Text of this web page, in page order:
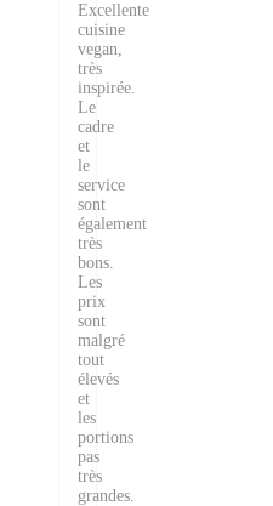
Excellente
cuisine
vegan,
très
inspirée.
Le
cadre
et
le
service
sont
également
très
bons.
Les
prix
sont
malgré
tout
élevés
et
les
portions
pas
très
grandes.